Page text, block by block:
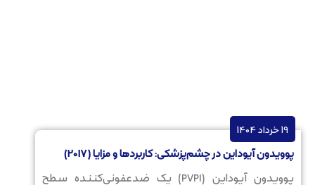
19 خرداد 1404
پوویدون آیوداین در چشم‌پزشکی: کاربردها و مزایا (2017)
پوویدون آیوداین (PVPI) یک ضدعفونی‌کننده سطح